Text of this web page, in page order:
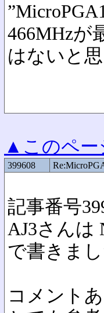
466MHzが
はないと
▲このペー
399608
記事番号
AJ3さんは
で書きまし
コメント